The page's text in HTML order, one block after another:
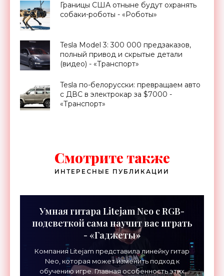
Границы США отныне будут охранять
собаки-роботы - «Роботы»
Tesla Model 3: 300 000 предзаказов,
полный привод и скрытые детали
(видео) - «Транспорт»
Tesla по-белорусски: превращаем авто
с ДВС в электрокар за $7000 -
«Транспорт»
Смотрите также
ИНТЕРЕСНЫЕ ПУБЛИКАЦИИ
Умная гитара Litejam Neo с RGB-
подсветкой сама научит вас играть
- «Гаджеты»
Компания Litejam представила линейку гитар
Neo, которая может изменить подход к
обучению игре. Главная особенность этих